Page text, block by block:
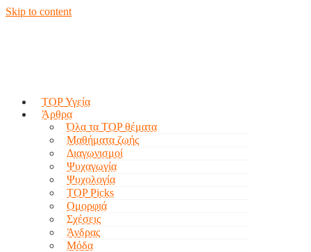
Skip to content
TOP Υγεία
Άρθρα
Όλα τα TOP θέματα
Μαθήματα ζωής
Διαγωνισμοί
Ψυχαγωγία
Ψυχολογία
TOP Picks
Ομορφιά
Σχέσεις
Άνδρας
Μόδα